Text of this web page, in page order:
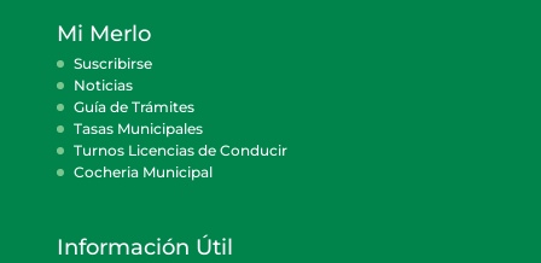
Mi Merlo
Suscribirse
Noticias
Guía de Trámites
Tasas Municipales
Turnos Licencias de Conducir
Cocheria Municipal
Información Útil